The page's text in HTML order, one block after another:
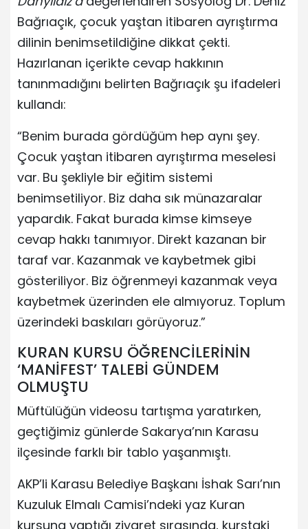
Bağrıaçık, çocuk yaştan itibaren ayrıştırma
dilinin benimsetildiğine dikkat çekti.
Hazırlanan içerikte cevap hakkının
tanınmadığını belirten Bağrıaçık şu ifadeleri
kullandı:
“Benim burada gördüğüm hep aynı şey.
Çocuk yaştan itibaren ayrıştırma meselesi
var. Bu şekliyle bir eğitim sistemi
benimsetiliyor. Biz daha sık münazaralar
yapardık. Fakat burada kimse kimseye
cevap hakkı tanımıyor. Direkt kazanan bir
taraf var. Kazanmak ve kaybetmek gibi
gösteriliyor. Biz öğrenmeyi kazanmak veya
kaybetmek üzerinden ele almıyoruz. Toplum
üzerindeki baskıları görüyoruz.”
KURAN KURSU ÖĞRENCİLERİNİN
‘MANİFEST’ TALEBİ GÜNDEM
OLMUŞTU
Müftülüğün videosu tartışma yaratırken,
geçtiğimiz günlerde Sakarya’nın Karasu
ilçesinde farklı bir tablo yaşanmıştı.
AKP’li Karasu Belediye Başkanı İshak Sarı’nın
Kuzuluk Elmalı Camisi’ndeki yaz Kuran
kursuna yaptığı ziyaret sırasında, kurstaki